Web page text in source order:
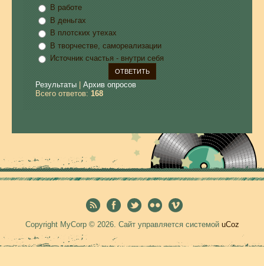
В работе
В деньгах
В плотских утехах
В творчестве, самореализации
Источник счастья - внутри себя
Результаты
Архив опросов
Всего ответов: 168
Copyright MyCorp © 2026. Сайт управляется системой uCoz